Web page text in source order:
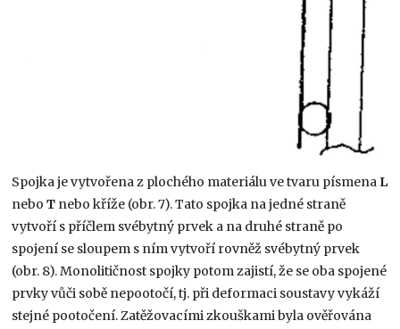
Spojka je vytvořena z plochého materiálu ve tvaru písmena L
neboT nebo kříže (obr. 7). Tato spojka na jedné straně
vytvoří s příčlem svébytný prvek a na druhé straně po
spojení se sloupem s ním vytvoří rovněž svébytný prvek
(obr. 8). Monolitičnost spojky potom zajistí, že se oba spojené
prvky vůči sobě nepootočí, tj. při deformaci soustavy vykáží
stejné pootočení. Zatěžovacími zkouškami byla ověřována